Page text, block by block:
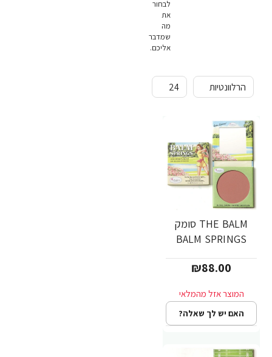
לבחור
את
מה
שמדבר
אליכם.
THE BALM סומק
BALM SPRINGS
₪88.00
האם יש לך שאלה?